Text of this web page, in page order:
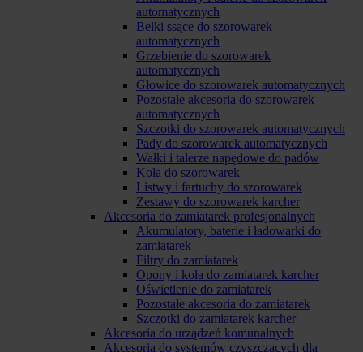
automatycznych
Belki ssące do szorowarek
automatycznych
Grzebienie do szorowarek
automatycznych
Głowice do szorowarek automatycznych
Pozostałe akcesoria do szorowarek
automatycznych
Szczotki do szorowarek automatycznych
Pady do szorowarek automatycznych
Wałki i talerze napędowe do padów
Koła do szorowarek
Listwy i fartuchy do szorowarek
Zestawy do szorowarek karcher
Akcesoria do zamiatarek profesjonalnych
Akumulatory, baterie i ładowarki do
zamiatarek
Filtry do zamiatarek
Opony i koła do zamiatarek karcher
Oświetlenie do zamiatarek
Pozostałe akcesoria do zamiatarek
Szczotki do zamiatarek karcher
Akcesoria do urządzeń komunalnych
Akcesoria do systemów czyszczących dla